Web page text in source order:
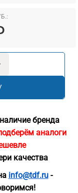
бренда
аналоги
качества
info@tdf.ru-